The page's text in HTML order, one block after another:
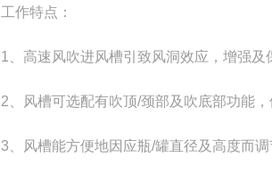
工作特点：
1、高速风吹进风槽引致风洞效应，增强及
2、风槽可选配有吹顶/颈部及吹底部功能
3、风槽能方便地因应瓶/罐直径及高度而